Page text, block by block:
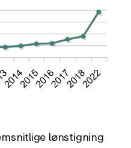
lønstigning